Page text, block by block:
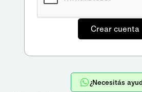
¿Necesitás